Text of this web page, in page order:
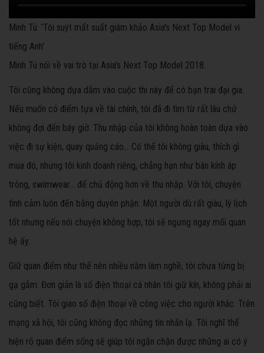
Minh Tú: 'Tôi suýt mất suất giám khảo Asia's Next Top Model vì
tiếng Anh'
Minh Tú nói về vai trò tại Asia's Next Top Model 2018.
Tôi cũng không dựa dẫm vào cuộc thi này để có bạn trai đại gia.
Nếu muốn có điểm tựa về tài chính, tôi đã đi tìm từ rất lâu chứ
không đợi đến bây giờ. Thu nhập của tôi không hoàn toàn dựa vào
việc đi sự kiện, quay quảng cáo... Có thể tôi không giàu, thích gì
mua đó, nhưng tôi kinh doanh riêng, chẳng hạn như bán kính áp
tròng, swimwear... để chủ động hơn về thu nhập. Với tôi, chuyện
tình cảm luôn đến bằng duyên phận. Một người dù rất giàu, lý lịch
tốt nhưng nếu nói chuyện không hợp, tôi sẽ ngưng ngay mối quan
hệ ấy.
Giữ quan điểm như thế nên nhiều năm làm nghề, tôi chưa từng bị
gạ gẫm. Đơn giản là số điện thoại cá nhân tôi giữ kín, không phải ai
cũng biết. Tôi giao số điện thoại về công việc cho người khác. Trên
mạng xã hội, tôi cũng không đọc những tin nhắn lạ. Tôi nghĩ thể
hiện rõ quan điểm sống sẽ giúp tôi ngăn chặn được những ai có ý